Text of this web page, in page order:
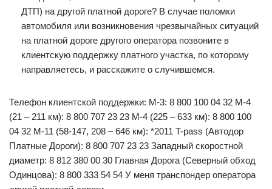
ДТП) на другой платной дороге? В случае поломки
автомобиля или возникновения чрезвычайных ситуаций
на платной дороге другого оператора позвоните в
клиентскую поддержку платного участка, по которому
направляетесь, и расскажите о случившемся.
Телефон клиентской поддержки: М-3: 8 800 100 04 32 М-4
(21 – 211 км): 8 800 707 23 23 М-4 (225 – 633 км): 8 800 100
04 32 М-11 (58-147, 208 – 646 км): *2011 T-pass (Автодор
Платные Дороги): 8 800 707 23 23 Западный скоростной
диаметр: 8 812 380 00 30 Главная Дорога (Северный обход
Одинцова): 8 800 333 54 54 У меня транспондер оператора